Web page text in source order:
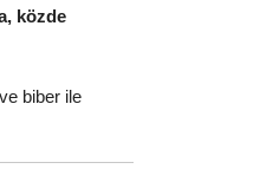
közde
biber ile